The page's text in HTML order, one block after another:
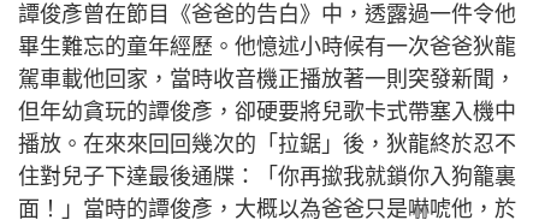
譚俊彥曾在節目《爸爸的告白》中，透露過一件令他
畢生難忘的童年經歷。他憶述小時候有一次爸爸狄龍
駕車載他回家，當時收音機正播放著一則突發新聞，
但年幼貪玩的譚俊彥，卻硬要將兒歌卡式帶塞入機中
播放。在來來回回幾次的「拉鋸」後，狄龍終於忍不
住對兒子下達最後通牒：「你再撳我就鎖你入狗籠裏
面！」當時的譚俊彥，大概以為爸爸只是嚇唬他，於